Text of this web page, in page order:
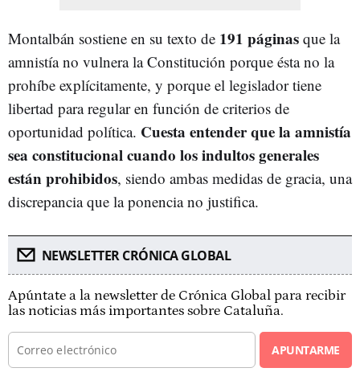
Montalbán sostiene en su texto de 191 páginas que la
amnistía no vulnera la Constitución porque ésta no la
prohíbe explícitamente, y porque el legislador tiene
libertad para regular en función de criterios de
oportunidad política. Cuesta entender que la amnistía
sea constitucional cuando los indultos generales
están prohibidos, siendo ambas medidas de gracia, una
discrepancia que la ponencia no justifica.
NEWSLETTER CRÓNICA GLOBAL
Apúntate a la newsletter de Crónica Global para recibir
las noticias más importantes sobre Cataluña.
APUNTARME